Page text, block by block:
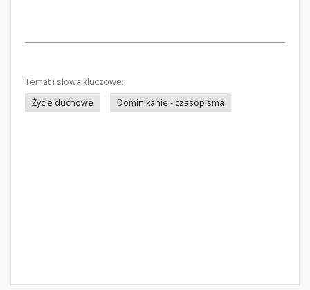
Temat i słowa kluczowe:
Życie duchowe
Dominikanie - czasopisma